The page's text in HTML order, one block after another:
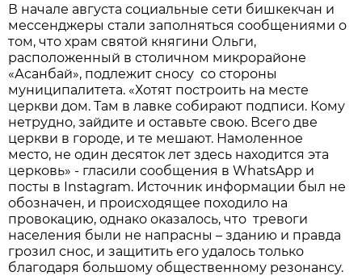
В начале августа социальные сети бишкекчан и
мессенджеры стали заполняться сообщениями о
том, что храм святой княгини Ольги,
расположенный в столичном микрорайоне
«Асанбай», подлежит сносу со стороны
муниципалитета. «Хотят построить на месте
церкви дом. Там в лавке собирают подписи. Кому
нетрудно, зайдите и оставьте свою. Всего две
церкви в городе, и те мешают. Намоленное
место, не один десяток лет здесь находится эта
церковь» - гласили сообщения в WhatsApp и
посты в Instagram. Источник информации был не
обозначен, и происходящее походило на
провокацию, однако оказалось, что тревоги
населения были не напрасны – зданию и правда
грозил снос, и защитить его удалось только
благодаря большому общественному резонансу.